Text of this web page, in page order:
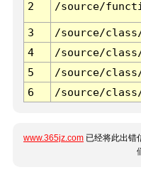
2 /source/
3 /source/
4
/source/
5
/source/
6
/source/
www.365jz.com 已经将此出错